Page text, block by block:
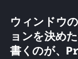
ウィンドウ
ョンを決め
書くのが、